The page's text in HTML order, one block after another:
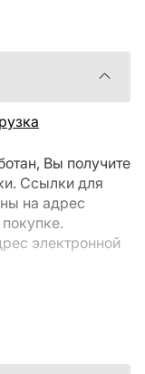
Вы получите
Ссылки для
на адрес
электронной
обмену после их
задать все